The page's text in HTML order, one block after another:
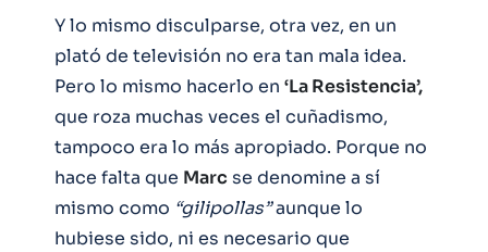
Y lo mismo disculparse, otra vez, en un
plató de televisión no era tan mala idea.
Pero lo mismo hacerlo en ‘La Resistencia’,
que roza muchas veces el cuñadismo,
tampoco era lo más apropiado. Porque no
hace falta que Marc se denomine a sí
mismo como “gilipollas”aunque lo
hubiese sido, ni es necesario que